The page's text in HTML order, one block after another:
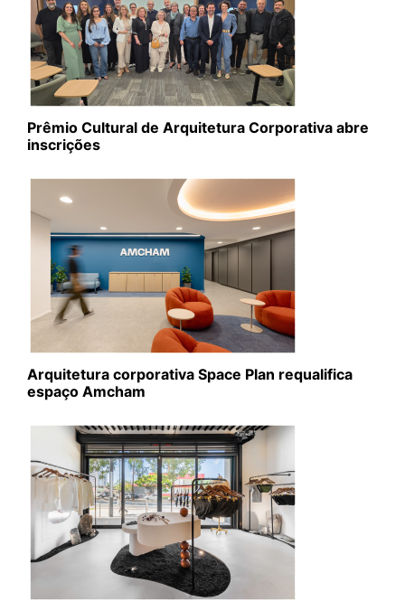
Prêmio Cultural de Arquitetura Corporativa abre
inscrições
Arquitetura corporativa Space Plan requalifica
espaço Amcham